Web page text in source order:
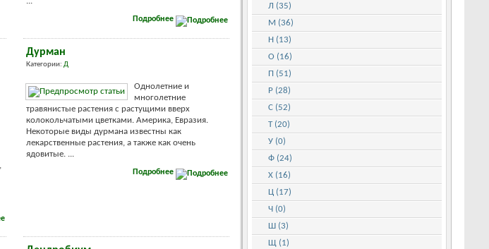
Подробнее
Дурман
Категории: Д
Однолетние и
многолетние
травянистые растения с растущими вверх
колокольчатыми цветками. Америка, Евразия.
Некоторые виды дурмана известны как
лекарственные растения, а также как очень
ядовитые. ...
Подробнее
Л (35)
М (36)
Н (13)
О (16)
П (51)
Р (28)
С (52)
Т (20)
У (0)
Ф (24)
Х (16)
Ц (17)
Ч (0)
Ш (3)
Щ (1)